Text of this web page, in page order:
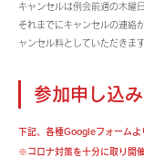
キャンセルは例会前週の木曜
それまでにキャンセルの連絡
ャンセル料としていただきます
参加申し込み
下記、各種Googleフォームよ
※コロナ対策を十分に取り開